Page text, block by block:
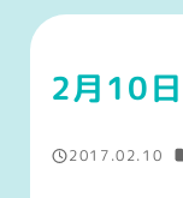
2月10日
投稿日
2017.02.10